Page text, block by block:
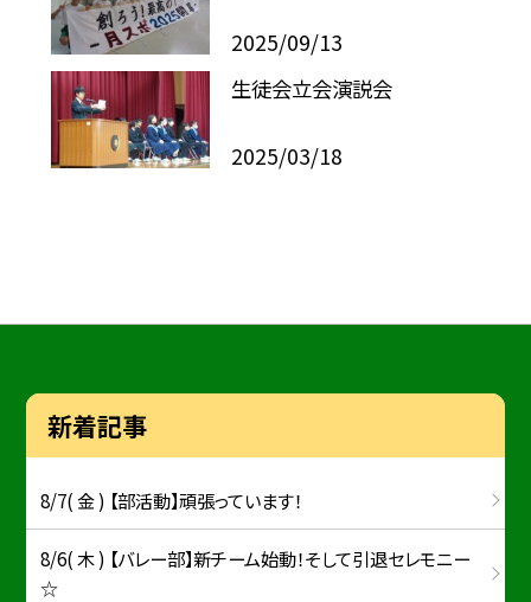
2025/09/13
生徒会立会演説会
2025/03/18
新着記事
8/7( 金 ) 【部活動】頑張っています！
8/6( 木 ) 【バレー部】新チーム始動！そして引退セレモニー
☆